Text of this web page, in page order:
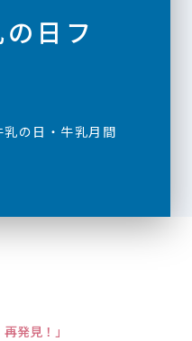
日フ
乳の日・牛乳月間
発見！」